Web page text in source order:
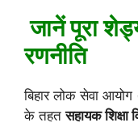
जानें पूरा
रणनीति
बिहार लोक सेवा
के तहतसहायक